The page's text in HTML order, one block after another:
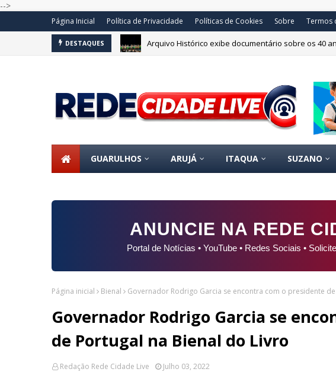
-->
Página Inicial Política de Privacidade Políticas de Cookies Sobre Termos
DESTAQUES Arquivo Histórico exibe documentário sobre os 40
GUARULHOS ARUJÁ ITAQUA SUZANO
ANUNCIE NA REDE
Portal de Notícias • YouTube • Redes Sociais •
Página inicial Bienal Governador Rodrigo Garcia se encontra com o presidente
Governador Rodrigo Garcia se
de Portugal na Bienal do Livro
Redação Rede Cidade Live Julho 03, 2022